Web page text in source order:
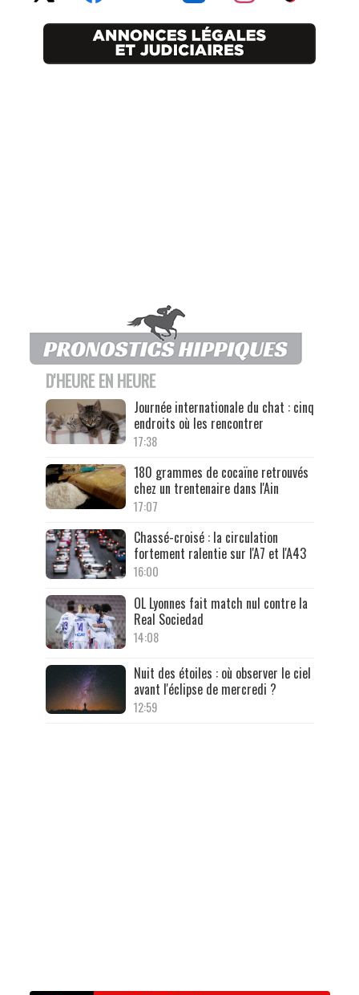
D'HEURE EN HEURE
Journée internationale du chat : cinq
endroits où les rencontrer
17:38
180 grammes de cocaïne retrouvés
chez un trentenaire dans l'Ain
17:07
Chassé-croisé : la circulation
fortement ralentie sur l'A7 et l'A43
16:00
OL Lyonnes fait match nul contre la
Real Sociedad
14:08
Nuit des étoiles : où observer le ciel
avant l'éclipse de mercredi ?
12:59